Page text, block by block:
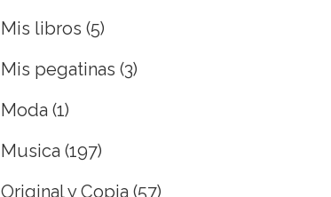
Mis libros (5)
Mis pegatinas (3)
Moda (1)
Musica (197)
Original y Copia (57)